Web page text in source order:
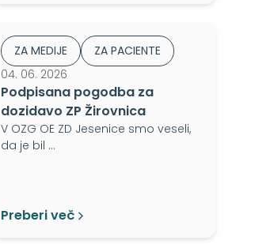
ZA MEDIJE
ZA PACIENTE
04. 06. 2026
Podpisana pogodba za
dozidavo ZP Žirovnica
V OZG OE ZD Jesenice smo veseli,
da je bil …
Preberi več